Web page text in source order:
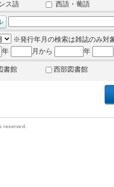
ス語
西語・葡語
※発行年月の検索は雑誌のみ対
年
月から 年
書館 西部図書館
reserved.